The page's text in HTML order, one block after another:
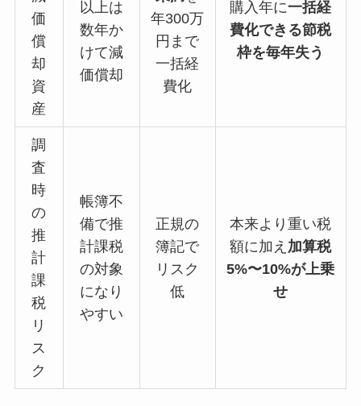
価
償
却
資
産
以上は
数年か
けて減
価償却
年300万
円まで
一括経
費化
購入年に一括経
費化できる節税
枠を毎年失う
調
査
時
の
推
計
課
税
リ
ス
ク
帳簿不
備で推
計課税
の対象
になり
やすい
正規の
簿記で
リスク
低
本来より重い税
額に加え 加算税
5%〜10%が上乗
せ